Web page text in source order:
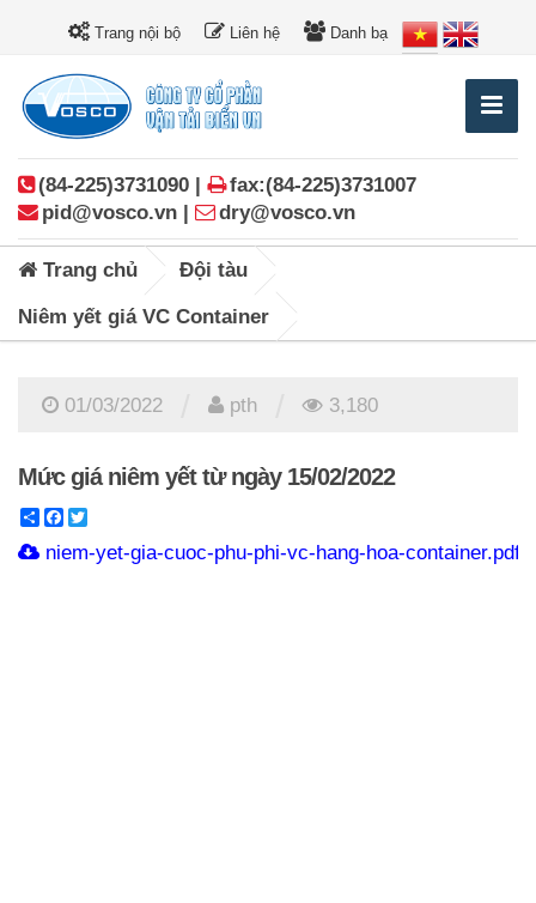
Trang nội bộ Liên hệ Danh bạ
(84-225)3731090 |
fax:(84-225)3731007
pid@vosco.vn |
dry@vosco.vn
Trang chủ Đội tàu
Niêm yết giá VC Container
01/03/2022 pth 3,180
Mức giá niêm yết từ ngày 15/02/2022
ShareFacebook
niem-yet-gia-cuoc-phu-phi-vc-hang-hoa-container.pdf